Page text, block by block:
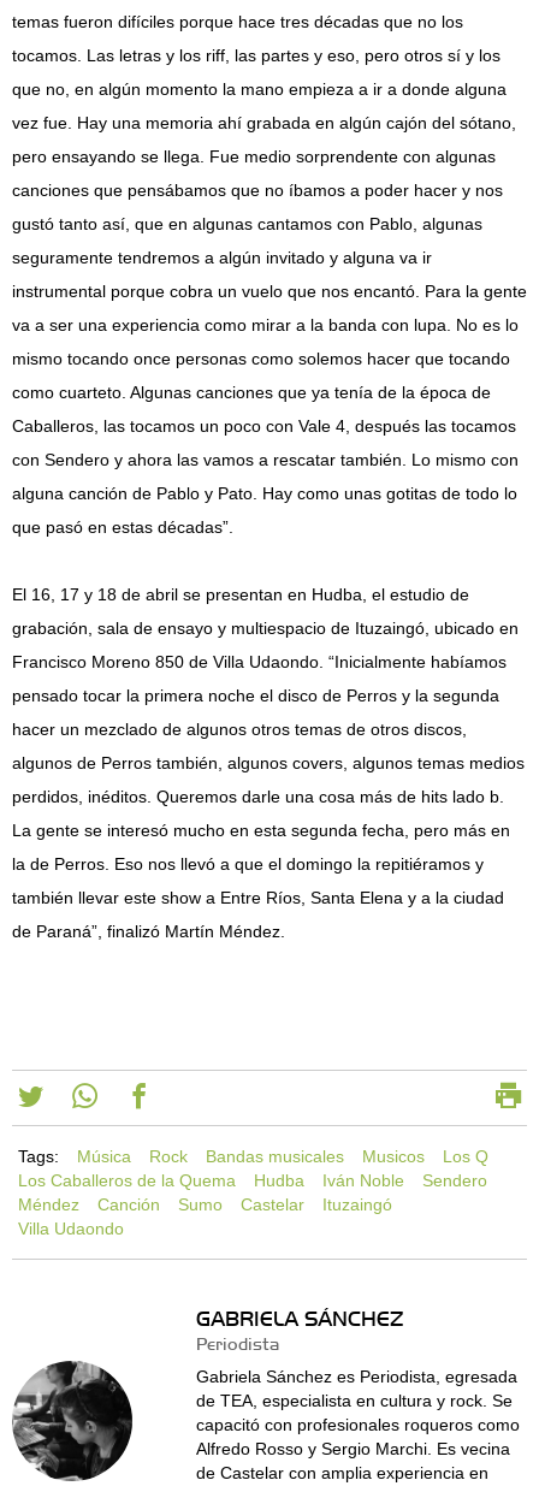
temas fueron difíciles porque hace tres décadas que no los
tocamos. Las letras y los riff, las partes y eso, pero otros sí y los
que no, en algún momento la mano empieza a ir a donde alguna
vez fue. Hay una memoria ahí grabada en algún cajón del sótano,
pero ensayando se llega. Fue medio sorprendente con algunas
canciones que pensábamos que no íbamos a poder hacer y nos
gustó tanto así, que en algunas cantamos con Pablo, algunas
seguramente tendremos a algún invitado y alguna va ir
instrumental porque cobra un vuelo que nos encantó. Para la gente
va a ser una experiencia como mirar a la banda con lupa. No es lo
mismo tocando once personas como solemos hacer que tocando
como cuarteto. Algunas canciones que ya tenía de la época de
Caballeros, las tocamos un poco con Vale 4, después las tocamos
con Sendero y ahora las vamos a rescatar también. Lo mismo con
alguna canción de Pablo y Pato. Hay como unas gotitas de todo lo
que pasó en estas décadas”.
El 16, 17 y 18 de abril se presentan en Hudba, el estudio de
grabación, sala de ensayo y multiespacio de Ituzaingó, ubicado en
Francisco Moreno 850 de Villa Udaondo. “Inicialmente habíamos
pensado tocar la primera noche el disco de Perros y la segunda
hacer un mezclado de algunos otros temas de otros discos,
algunos de Perros también, algunos covers, algunos temas medios
perdidos, inéditos. Queremos darle una cosa más de hits lado b.
La gente se interesó mucho en esta segunda fecha, pero más en
la de Perros. Eso nos llevó a que el domingo la repitiéramos y
también llevar este show a Entre Ríos, Santa Elena y a la ciudad
de Paraná”, finalizó Martín Méndez.
Tags: Música Rock Bandas musicales Musicos
Los Q
Los Caballeros de la Quema
Hudba Iván Noble
Sendero
Méndez
Canción Sumo Castelar
Ituzaingó
Villa Udaondo
GABRIELA SÁNCHEZ
Periodista
Gabriela Sánchez es Periodista, egresada
de TEA, especialista en cultura y rock. Se
capacitó con profesionales roqueros como
Alfredo Rosso y Sergio Marchi. Es vecina
de Castelar con amplia experiencia en